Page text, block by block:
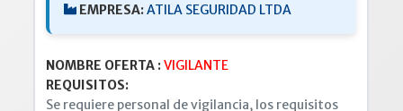
EMPRESA:ATILA SEGURIDAD LTDA
NOMBRE OFERTA :VIGILANTE
REQUISITOS:
Se requiere personal de vigilancia, los requisitos